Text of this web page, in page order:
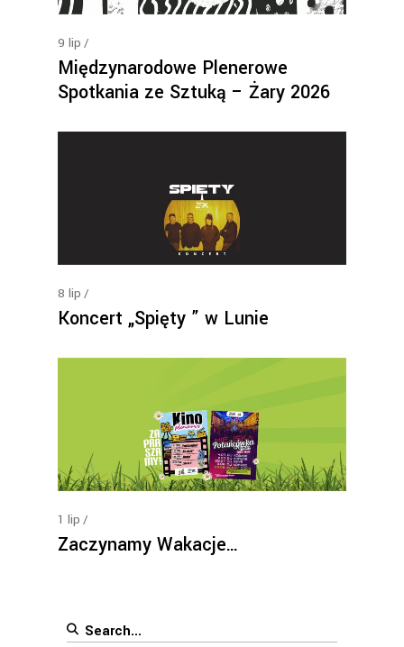
9 lip
Międzynarodowe Plenerowe
Spotkania ze Sztuką – Żary 2026
8 lip
Koncert „Spięty ” w Lunie
1 lip
Zaczynamy Wakacje…
Search